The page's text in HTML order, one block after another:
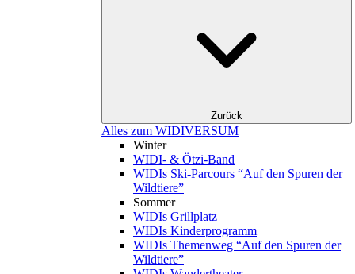
Zurück
Alles zum WIDIVERSUM
Winter
WIDI- & Ötzi-Band
WIDIs Ski-Parcours “Auf den Spuren der
Wildtiere”
Sommer
WIDIs Grillplatz
WIDIs Kinderprogramm
WIDIs Themenweg “Auf den Spuren der
Wildtiere”